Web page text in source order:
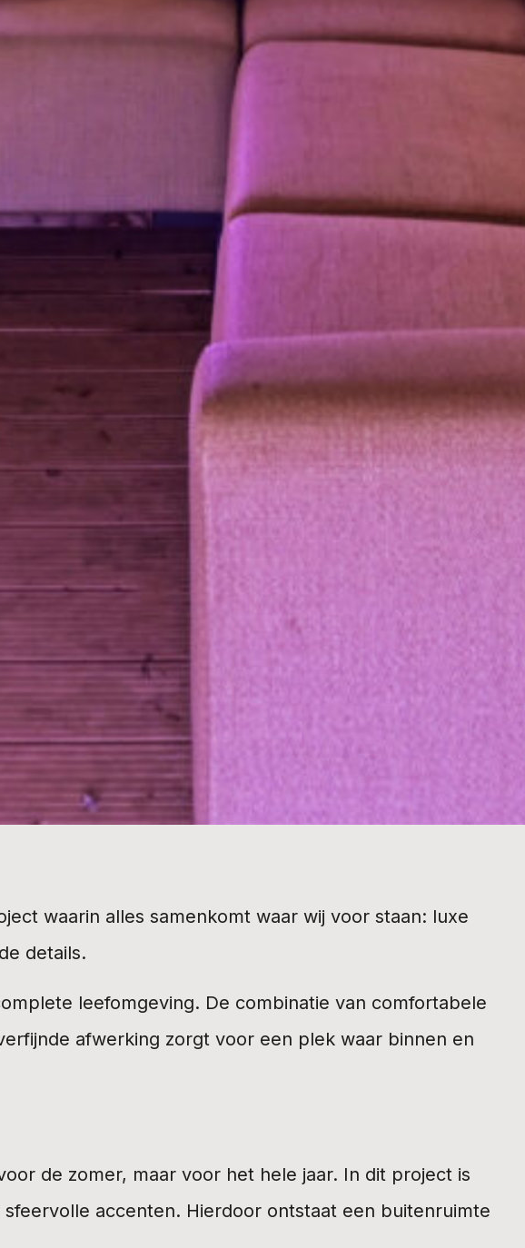
waarin alles samenkomt waar wij voor staan: luxe
details.
leefomgeving. De combinatie van comfortabele
afwerking zorgt voor een plek waar binnen en
de zomer, maar voor het hele jaar. In dit project is
accenten. Hierdoor ontstaat een buitenruimte